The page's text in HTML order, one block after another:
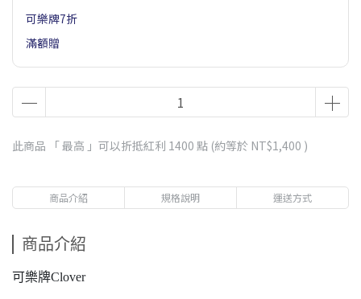
可樂牌7折
滿額贈
此商品 「 最高 」可以折抵紅利 1400 點 (約等於 NT$1,400 )
商品介紹 規格說明 運送方式
商品介紹
可樂牌Clover